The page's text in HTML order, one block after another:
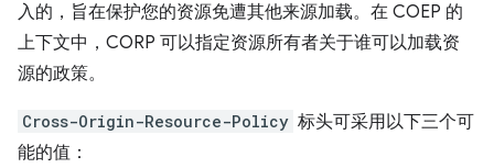
入的，旨在保护您的资源免遭其他来源加载。在 COEP 的
上下文中，CORP 可以指定资源所有者关于谁可以加载资
源的政策。
Cross-Origin-Resource-Policy 标头可采用以下三个可
能的值：